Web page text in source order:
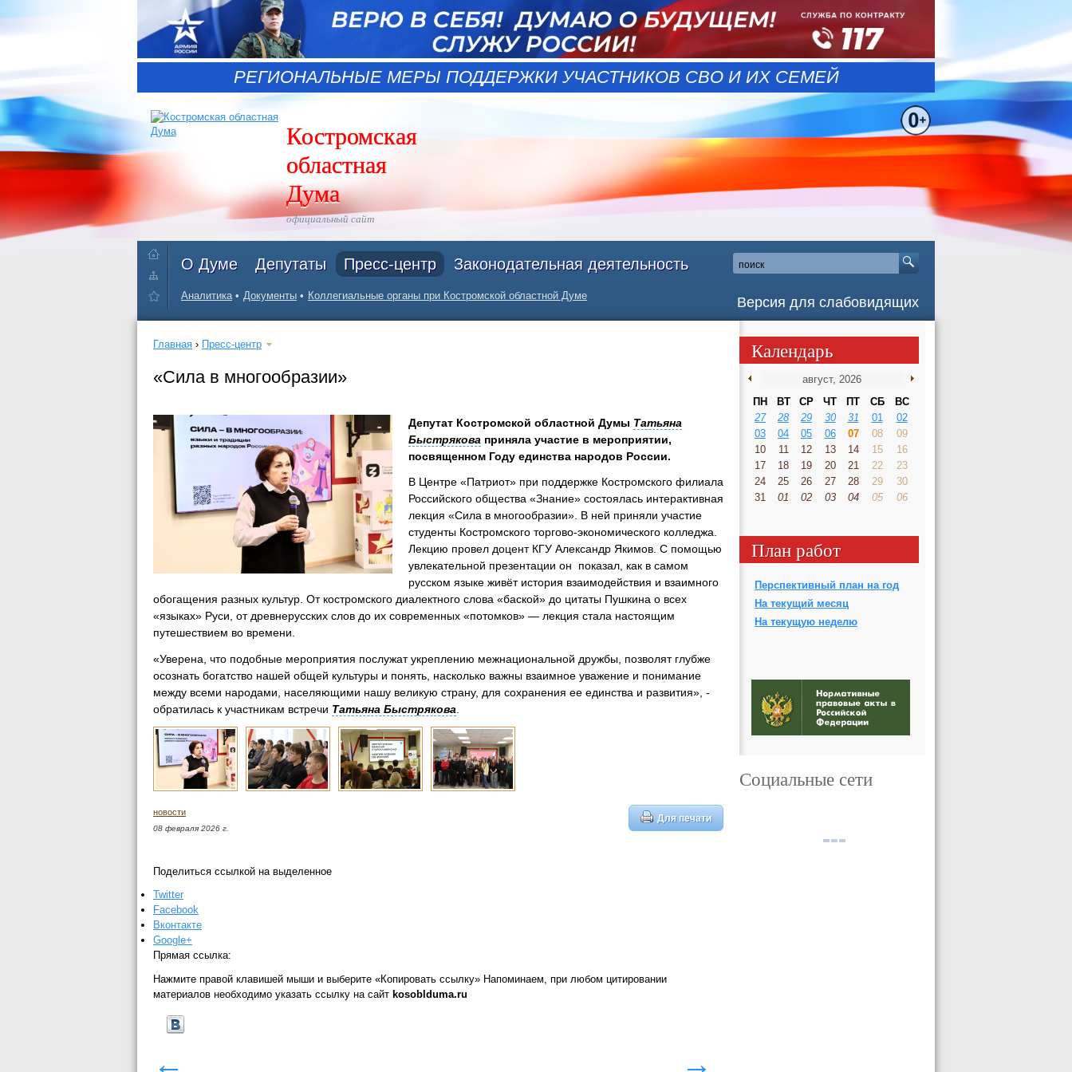
РЕГИОНАЛЬНЫЕ МЕРЫ ПОДДЕРЖКИ УЧАСТНИКОВ СВО И ИХ СЕМЕЙ
Костромская
областная
Дума
официальный сайт
Версия для слабовидящих
О Думе Депутаты Пресс-центр Законодательная деятельность
Аналитика Документы Коллегиальные органы при Костромской областной Думе
Главная › Пресс-центр
«Сила в многообразии»
Депутат Костромской областной Думы Татьяна
Быстрякова приняла участие в мероприятии,
посвященном Году единства народов России.
В Центре «Патриот» при поддержке Костромского филиала
Российского общества «Знание» состоялась интерактивная
лекция «Сила в многообразии». В ней приняли участие
студенты Костромского торгово-экономического колледжа.
Лекцию провел доцент КГУ Александр Якимов. С помощью
увлекательной презентации он показал, как в самом
русском языке живёт история взаимодействия и взаимного
обогащения разных культур. От костромского диалектного слова «баской» до цитаты Пушкина о всех
«языках» Руси, от древнерусских слов до их современных «потомков» — лекция стала настоящим
путешествием во времени.
«Уверена, что подобные мероприятия послужат укреплению межнациональной дружбы, позволят глубже
осознать богатство нашей общей культуры и понять, насколько важны взаимное уважение и понимание
между всеми народами, населяющими нашу великую страну, для сохранения ее единства и развития», -
обратилась к участникам встречи Татьяна Быстрякова
Для печати
новости
08 февраля 2026 г.
Поделиться ссылкой на выделенное
Twitter
Facebook
Вконтакте
Google+
Прямая ссылка:
Нажмите правой клавишей мыши и выберите «Копировать ссылку» Напоминаем, при любом цитировании
материалов необходимо указать ссылку на сайт kosoblduma.ru
← →
Календарь
ПН ВТ СР ЧТ ПТ СБ
ВС
27
28 29 30 31 01
02
03
04 05 06 07 08
09
10
11 12 13 14 15
16
17
18 19 20 21 22
23
24
25 26 27 28 29
30
31
01 02 03 04 05 06
План работ
Перспективный план на год
На текущий месяц
На текущую неделю
Социальные сети